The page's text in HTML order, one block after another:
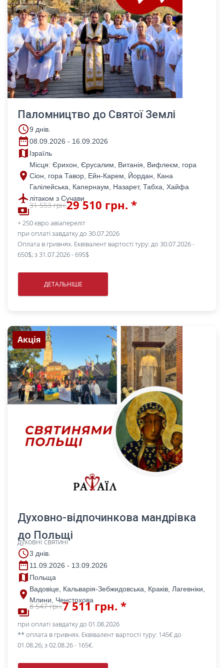
Паломництво до Святої Землі
access_time9 днів.
date_range08.09.2026 - 16.09.2026
map Ізраїль
place
Місця: Єрихон, Єрусалим, Витанія, Вифлеєм, гора
Сіон, гора Тавор, Ейн-Карем, Йордан, Кана
Галілейська, Капернаум, Назарет, Табха, Хайфа
flight літаком з Сучави
payments
31 553 грн.29 510 грн. *
+ 250 євро авіапереліт
при оплаті завдатку до 30.07.2026
Оплата в гривнях. Еквівалент вартості туру: до 30.07.2026 -
650$; з 31.07.2026 - 695$
ДЕТАЛЬНІШЕ
Акція
Духовно-відпочинкова мандрівка
до Польщі
духовні святині
access_time3 днів.
date_range 11.09.2026 - 13.09.2026
map Польща
place Вадовіце, Кальварія-Зебжидовська, Краків, Лагевніки,
Млини, Ченстохова
payments
8 547 грн.7 511 грн. *
при оплаті завдатку до 01.08.2026
** оплата в гривнях. Еквівалент вартості туру: 145€ до
01.08.26; з 02.08.26 - 165€.